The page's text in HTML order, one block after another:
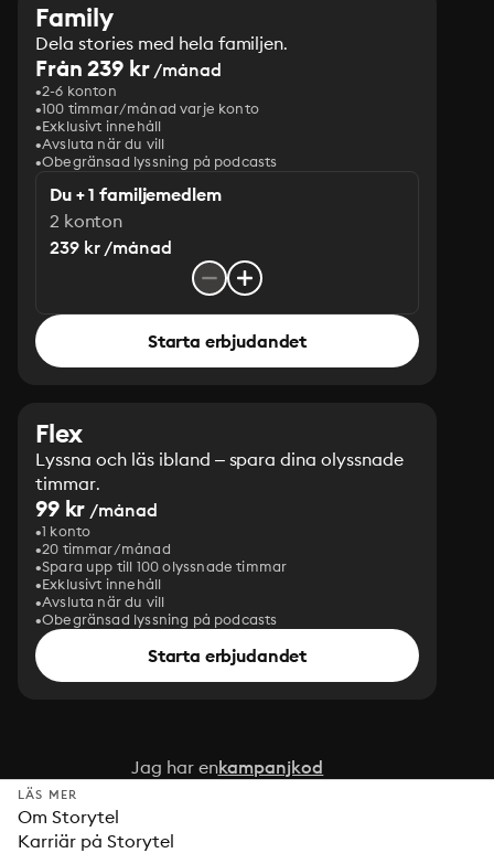
Family
Dela stories med hela familjen.
Från 239 kr/månad
2-6 konton
100 timmar/månad varje konto
Exklusivt innehåll
Avsluta när du vill
Obegränsad lyssning på podcasts
Du + 1 familjemedlem
2 konton
239 kr /månad
Starta erbjudandet
Flex
Lyssna och läs ibland – spara dina olyssnade
timmar.
99 kr /månad
1 konto
20 timmar/månad
Spara upp till 100 olyssnade timmar
Exklusivt innehåll
Avsluta när du vill
Obegränsad lyssning på podcasts
Starta erbjudandet
Jag har enkampanjkod
LÄS MER
Om Storytel
Karriär på Storytel